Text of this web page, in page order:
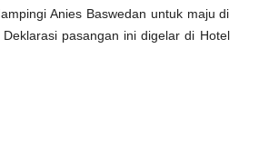
Anies Baswedan untuk maju di
pasangan ini digelar di Hotel